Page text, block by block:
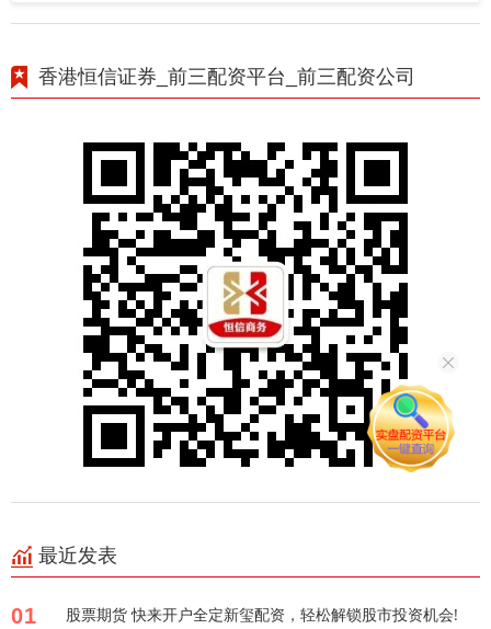
香港恒信证券_前三配资平台_前三配资公司
最近发表
01 股票期货 快来开户全定新玺配资，轻松解锁股市投资机会!